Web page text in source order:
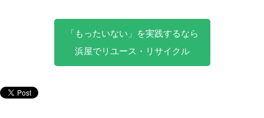
「もったいない」を実践するなら
浜屋でリユース・リサイクル